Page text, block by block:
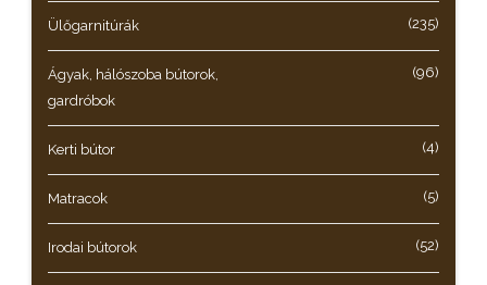
Ülőgarnitúrák (235)
Ágyak, hálószoba bútorok,
gardróbok
(96)
Kerti bútor (4)
Matracok (5)
Irodai bútorok (52)